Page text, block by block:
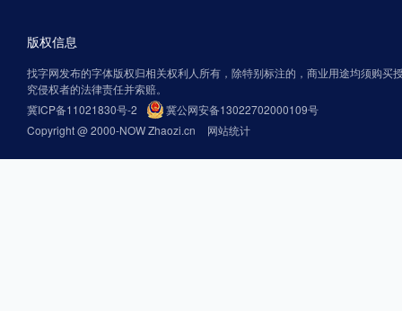
版权信息
找字网发布的字体版权归相关权利人所有，除特别标注的，商业用途均须购买
究侵权者的法律责任并索赔。
冀ICP备11021830号-2
冀公网安备13022702000109号
Copyright @ 2000-NOW Zhaozi.cn
网站统计